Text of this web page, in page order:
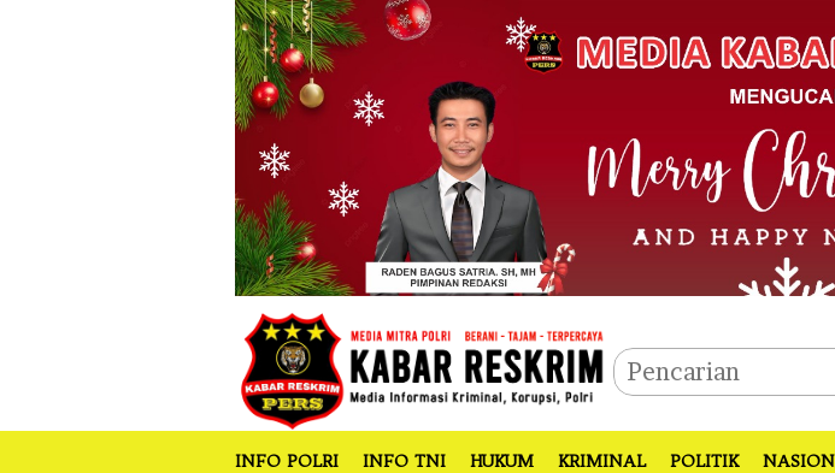
INFO POLRI INFO TNI HUKUM KRIMINAL POLITIK